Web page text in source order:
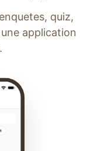
quiz,
application